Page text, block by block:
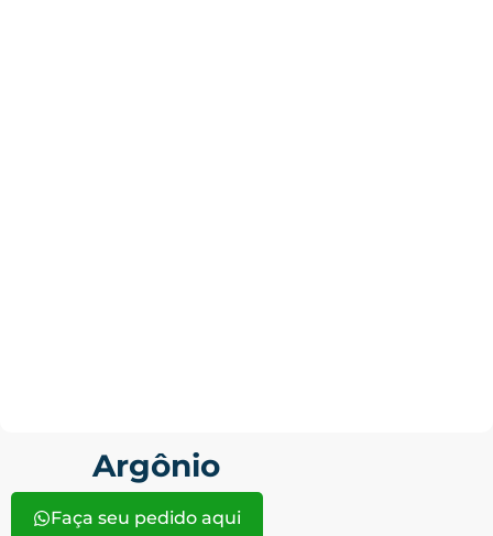
Argônio
Faça seu pedido aqui